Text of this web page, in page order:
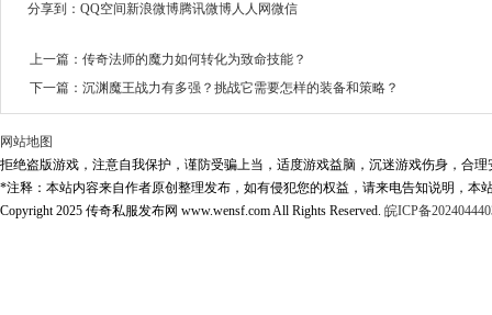
分享到： QQ空间新浪微博腾讯微博人人网微信
上一篇：传奇法师的魔力如何转化为致命技能？
下一篇：沉渊魔王战力有多强？挑战它需要怎样的装备和策略？
网站地图
拒绝盗版游戏，注意自我保护，谨防受骗上当，适度游戏益脑，沉迷游戏伤身，合
*注释：本站内容来自作者原创整理发布，如有侵犯您的权益，请来电告知说明，本
Copyright 2025 传奇私服发布网 www.wensf.com All Rights Reserved. 皖ICP备